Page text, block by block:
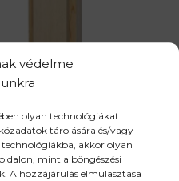
védelme
olyan technológiákat
tárolására és/vagy
technológiákba, akkor olyan
mint a böngészési
A hozzájárulás elmulasztása